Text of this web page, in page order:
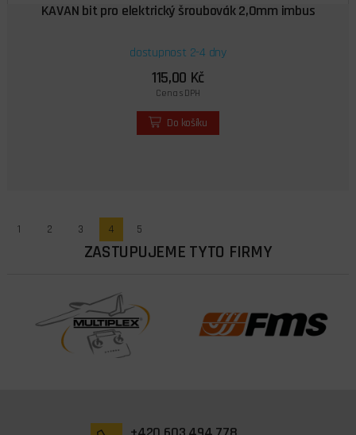
KAVAN bit pro elektrický šroubovák 2,0mm imbus
dostupnost 2-4 dny
115,00 Kč
Cena s DPH
Do košíku
1 2 3 4 5
ZASTUPUJEME TYTO FIRMY